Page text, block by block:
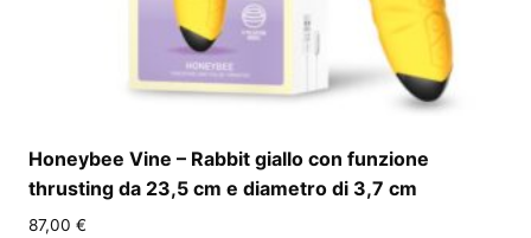
Honeybee Vine – Rabbit giallo con funzione
thrusting da 23,5 cm e diametro di 3,7 cm
87,00 €